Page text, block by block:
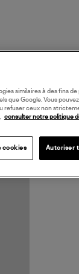
similaires à des fins
que Google. Vous
refuser ceux non
consulter notre politique
cookies Autoriser